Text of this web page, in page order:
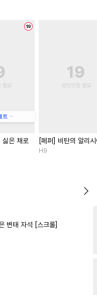
싫은 채로
[페퍼] 비탄의 알리
H9
변태 자석 [스크롤]